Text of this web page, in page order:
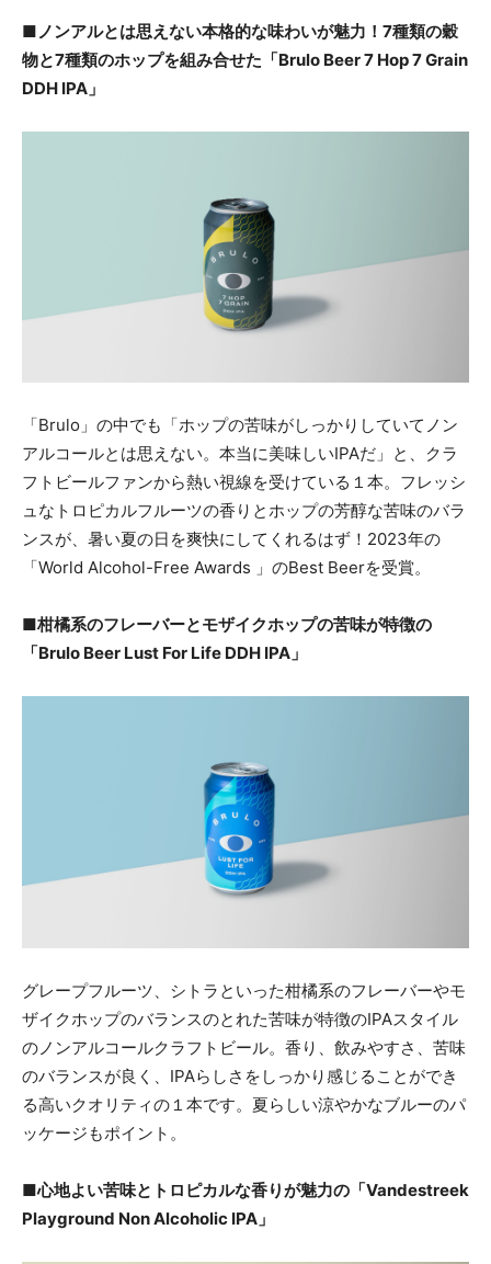
■ノンアルとは思えない本格的な味わいが魅力！7種類の穀
物と7種類のホップを組み合せた「Brulo Beer 7 Hop 7 Grain
DDH IPA」
「Brulo」の中でも「ホップの苦味がしっかりしていてノン
アルコールとは思えない。本当に美味しいIPAだ」と、クラ
フトビールファンから熱い視線を受けている１本。フレッシ
ュなトロピカルフルーツの香りとホップの芳醇な苦味のバラ
ンスが、暑い夏の日を爽快にしてくれるはず！2023年の
「World Alcohol-Free Awards 」のBest Beerを受賞。
■柑橘系のフレーバーとモザイクホップの苦味が特徴の
「Brulo Beer Lust For Life DDH IPA」
グレープフルーツ、シトラといった柑橘系のフレーバーやモ
ザイクホップのバランスのとれた苦味が特徴のIPAスタイル
のノンアルコールクラフトビール。香り、飲みやすさ、苦味
のバランスが良く、IPAらしさをしっかり感じることができ
る高いクオリティの１本です。夏らしい涼やかなブルーのパ
ッケージもポイント。
■心地よい苦味とトロピカルな香りが魅力の「Vandestreek
Playground Non Alcoholic IPA」